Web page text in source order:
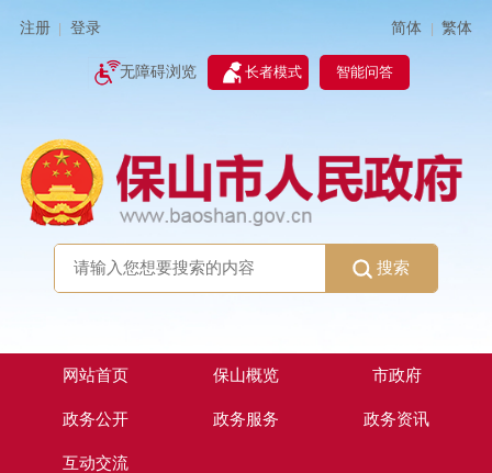
注册 登录 简体 | 繁体
无障碍浏览 长者模式 智能问答
搜索
网站首页 保山概览 市政府
政务公开 政务服务 政务资讯
互动交流